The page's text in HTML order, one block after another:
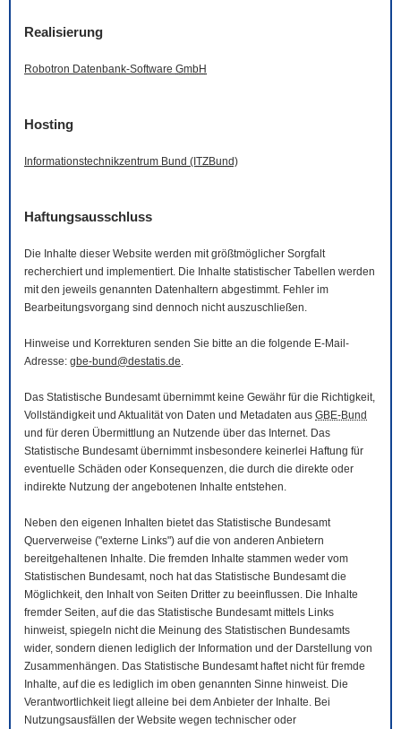
Realisierung
Robotron Datenbank-Software GmbH
Hosting
Informationstechnikzentrum Bund (ITZBund)
Haftungsausschluss
Die Inhalte dieser Website werden mit größtmöglicher Sorgfalt
recherchiert und implementiert. Die Inhalte statistischer Tabellen werden
mit den jeweils genannten Datenhaltern abgestimmt. Fehler im
Bearbeitungsvorgang sind dennoch nicht auszuschließen.
Hinweise und Korrekturen senden Sie bitte an die folgende E-Mail -
Adresse: gbe-bund@destatis.de.
Das Statistische Bundesamt übernimmt keine Gewähr für die Richtigkeit,
Vollständigkeit und Aktualität von Daten und Metadaten aus GBE-Bund
und für deren Übermittlung an Nutzende über das Internet. Das
Statistische Bundesamt übernimmt insbesondere keinerlei Haftung für
eventuelle Schäden oder Konsequenzen, die durch die direkte oder
indirekte Nutzung der angebotenen Inhalte entstehen.
Neben den eigenen Inhalten bietet das Statistische Bundesamt
Querverweise ("externe Links") auf die von anderen Anbietern
bereitgehaltenen Inhalte. Die fremden Inhalte stammen weder vom
Statistischen Bundesamt, noch hat das Statistische Bundesamt die
Möglichkeit, den Inhalt von Seiten Dritter zu beeinflussen. Die Inhalte
fremder Seiten, auf die das Statistische Bundesamt mittels Links
hinweist, spiegeln nicht die Meinung des Statistischen Bundesamts
wider, sondern dienen lediglich der Information und der Darstellung von
Zusammenhängen. Das Statistische Bundesamt haftet nicht für fremde
Inhalte, auf die es lediglich im oben genannten Sinne hinweist. Die
Verantwortlichkeit liegt alleine bei dem Anbieter der Inhalte. Bei
Nutzungsausfällen der Website wegen technischer oder